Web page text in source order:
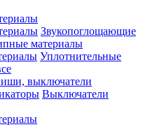
Звукопоглощающие
материалы
Уплотнительные
выключатели
Выключатели